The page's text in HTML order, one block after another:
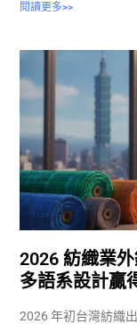
閱讀更多>>
2026 紡織業
多語系設計贏
2026 年初台灣紡織